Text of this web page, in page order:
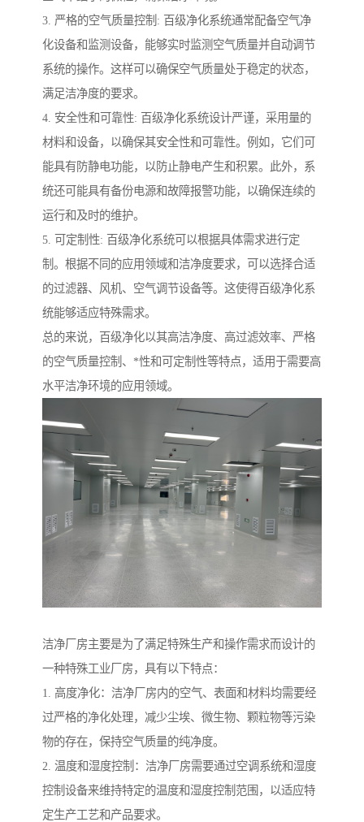
3. 严格的空气质量控制: 百级净化系统通常配备空气净
化设备和监测设备，能够实时监测空气质量并自动调节
系统的操作。这样可以确保空气质量处于稳定的状态，
满足洁净度的要求。
4. 安全性和可靠性: 百级净化系统设计严谨，采用量的
材料和设备，以确保其安全性和可靠性。例如，它们可
能具有防静电功能，以防止静电产生和积累。此外，系
统还可能具有备份电源和故障报警功能，以确保连续的
运行和及时的维护。
5. 可定制性: 百级净化系统可以根据具体需求进行定
制。根据不同的应用领域和洁净度要求，可以选择合适
的过滤器、风机、空气调节设备等。这使得百级净化系
统能够适应特殊需求。
总的来说，百级净化以其高洁净度、高过滤效率、严格
的空气质量控制、*性和可定制性等特点，适用于需要高
水平洁净环境的应用领域。
洁净厂房主要是为了满足特殊生产和操作需求而设计的
一种特殊工业厂房，具有以下特点：
1. 高度净化：洁净厂房内的空气、表面和材料均需要经
过严格的净化处理，减少尘埃、微生物、颗粒物等污染
物的存在，保持空气质量的纯净度。
2. 温度和湿度控制：洁净厂房需要通过空调系统和湿度
控制设备来维持特定的温度和湿度控制范围，以适应特
定生产工艺和产品要求。